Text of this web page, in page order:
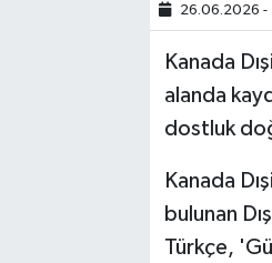
26.06.2026 -
Kanada
alanda
dostluk
Kanada
bulunan
Türkçe,